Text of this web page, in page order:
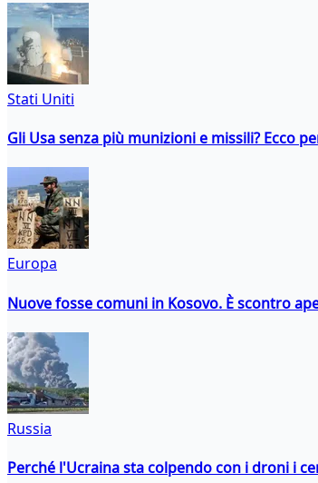
Stati Uniti
Gli Usa senza più munizioni e missili? Ecco
Europa
Nuove fosse comuni in Kosovo. È scontro
Russia
Perché l'Ucraina sta colpendo con i droni i